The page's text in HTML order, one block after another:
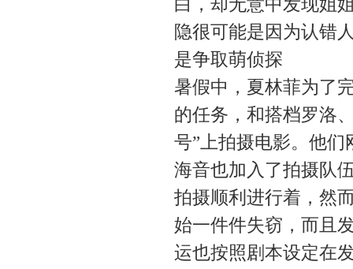
白，却无意中发现姐
隐很可能是因为认错
是争取萌侦探
暑假中，夏林菲为了
的任务，和搭档罗洛
号”上拍摄电影。他
海音也加入了拍摄队
拍摄顺利进行着，然
始一件件失窃，而且
运也按照剧本设定在